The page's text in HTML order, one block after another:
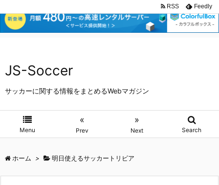
JS-Soccer
サッカーに関する情報をまとめるWebマガジン
Menu
«
Prev
»
Next Search
RSS Feedly
ホーム > 明日使えるサッカートリビア